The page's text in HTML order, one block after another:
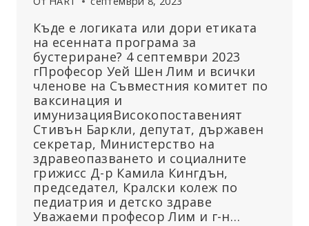
Къде е логиката или дори етиката
на есенната програма за
бустериране? 4 септември 2023
гПрофесор Уей Шен Лим и всички
членове на Съвместния комитет по
ваксинация и
имунизацияВисокопоставеният
Стивън Баркли, депутат, държавен
секретар, Министерство на
здравеопазването и социалните
грижиcc Д-р Камила Кингдън,
председател, Кралски колеж по
педиатрия и детско здраве
Уважаеми професор Лим и г-н…